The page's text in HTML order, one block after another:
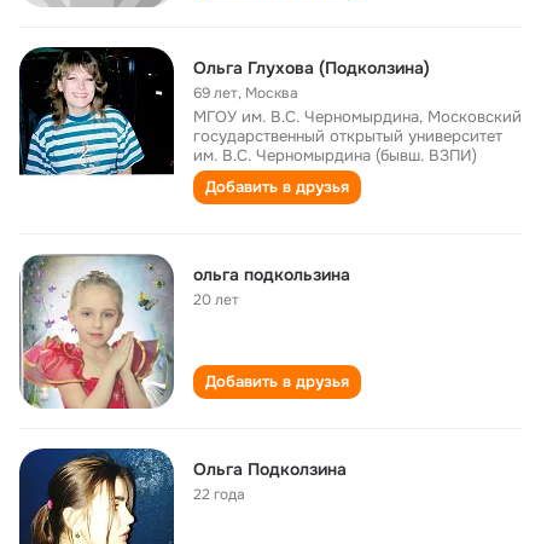
Ольга Глухова (Подколзина)
69 лет, Москва
МГОУ им. В.С. Черномырдина, Московский
государственный открытый университет
им. В.С. Черномырдина (бывш. ВЗПИ)
Добавить в друзья
ольга подкользина
20 лет
Добавить в друзья
Ольга Подколзина
22 года